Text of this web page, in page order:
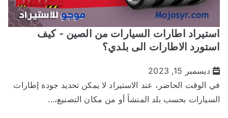
اطارات السيارات من الصين - كيف
الاطارات الى بلدي؟
ديسمبر 15, 2023
الوقت الحاضر، عند الاستيراد لا يمكن تحديد جودة إطارات
بحسب بلد المنشأ أو من مكان التصنيع،...